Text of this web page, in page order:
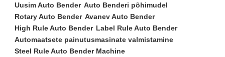
Uusim Auto Bender Auto Benderi põhimudel
Rotary Auto Bender Avanev Auto Bender
High Rule Auto Bender Label Rule Auto Bender
Automaatsete painutusmasinate valmistamine
Steel Rule Auto Bender Machine